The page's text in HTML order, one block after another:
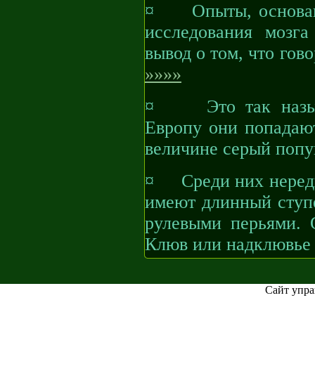
¤ Опыты,
исследования
вывод о том, что
»»»»
¤ Это так
Европу они
величине серый
¤ Среди них
имеют длинный
рулевыми перьями.
Клюв или
Сайт